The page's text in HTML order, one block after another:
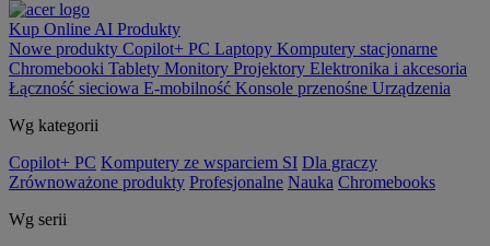
Kup Online AI Produkty
Nowe produkty Copilot+ PC Laptopy Komputery stacjonarne
Chromebooki Tablety Monitory Projektory Elektronika i akcesoria
Łączność sieciowa E-mobilność Konsole przenośne Urządzenia
Wg kategorii
Copilot+ PC Komputery ze wsparciem SI Dla graczy
Zrównoważone produkty Profesjonalne Nauka Chromebooks
Wg serii